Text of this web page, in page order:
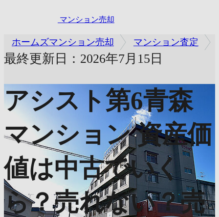
マンション売却
ホームズマンション売却 マンション査定
最終更新日：2026年7月15日
アシスト第6青森
マンション 資産価
値は中古でいく
ら？売れない？売